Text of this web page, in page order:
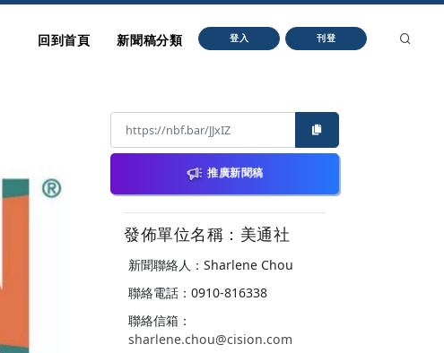
回到首頁 新聞稿分類 登入 刊登
推廣新聞稿
發佈單位名稱：美通社
新聞聯絡人：Sharlene Chou
聯絡電話：0910-816338
聯絡信箱：
sharlene.chou@cision.com